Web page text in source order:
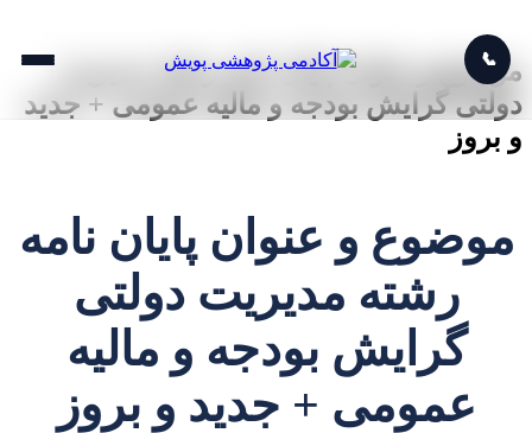
📞
موضوع و عنوان پایان نامه رشته مدیریت
دولتی گرایش بودجه و مالیه عمومی + جدید
و بروز
موضوع و عنوان پایان نامه
رشته مدیریت دولتی
گرایش بودجه و مالیه
عمومی + جدید و بروز